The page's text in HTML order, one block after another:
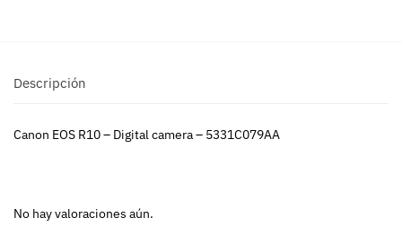
Descripción
Canon EOS R10 – Digital camera – 5331C079AA
No hay valoraciones aún.